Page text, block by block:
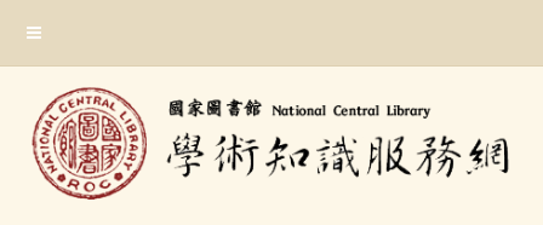
主